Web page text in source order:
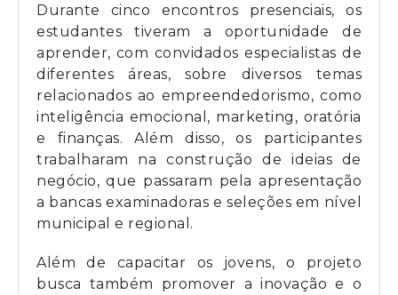
Durante cinco encontros presenciais, os
estudantes tiveram a oportunidade de
aprender, com convidados especialistas de
diferentes áreas, sobre diversos temas
relacionados ao empreendedorismo, como
inteligência emocional, marketing, oratória
e finanças. Além disso, os participantes
trabalharam na construção de ideias de
negócio, que passaram pela apresentação
a bancas examinadoras e seleções em nível
municipal e regional.
Além de capacitar os jovens, o projeto
busca também promover a inovação e o